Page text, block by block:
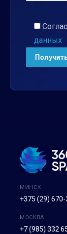
данных
МИНСК
+375 (29)
МОСКВА
+7 (985) 332